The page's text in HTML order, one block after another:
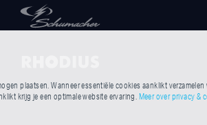
plaatsen. Wanneer essentiële cookies aanklikt
krijg je een optimale website ervaring. Meer over privacy &